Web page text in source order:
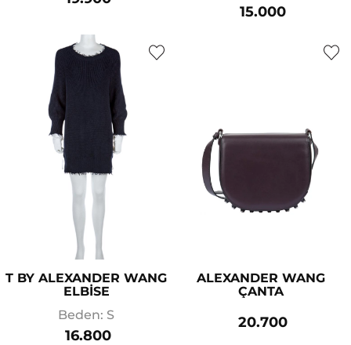
15.000
T BY ALEXANDER WANG
ELBİSE
Beden: S
16.800
ALEXANDER WANG
ÇANTA
20.700